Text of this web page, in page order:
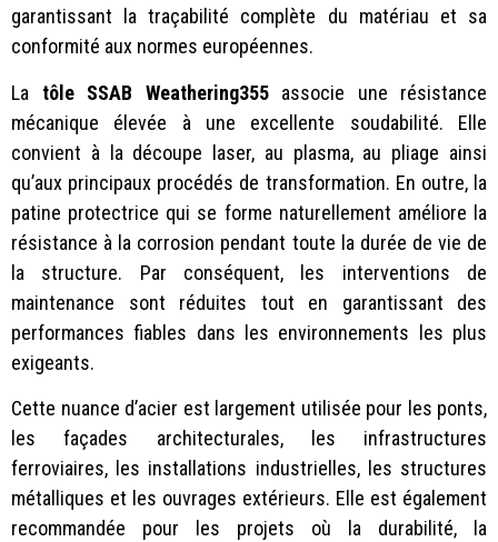
garantissant la traçabilité complète du matériau et sa
conformité aux normes européennes.
La tôle SSAB Weathering355associe une résistance
mécanique élevée à une excellente soudabilité. Elle
convient à la découpe laser, au plasma, au pliage ainsi
qu’aux principaux procédés de transformation. En outre, la
patine protectrice qui se forme naturellement améliore la
résistance à la corrosion pendant toute la durée de vie de
la structure. Par conséquent, les interventions de
maintenance sont réduites tout en garantissant des
performances fiables dans les environnements les plus
exigeants.
Cette nuance d’acier est largement utilisée pour les ponts,
les façades architecturales, les infrastructures
ferroviaires, les installations industrielles, les structures
métalliques et les ouvrages extérieurs. Elle est également
recommandée pour les projets où la durabilité, la